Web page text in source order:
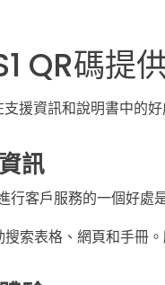
QR碼提
援資訊和說明書中的好
訊
行客戶服務的一個好處
索表格、網頁和手冊